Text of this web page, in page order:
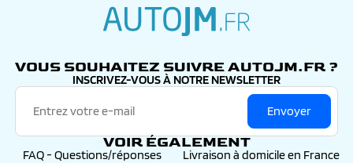
VOUS SOUHAITEZ SUIVRE AUTOJM.FR ?
INSCRIVEZ-VOUS À NOTRE NEWSLETTER
Envoyer
VOIR ÉGALEMENT
FAQ - Questions/réponses
Livraison à domicile en France